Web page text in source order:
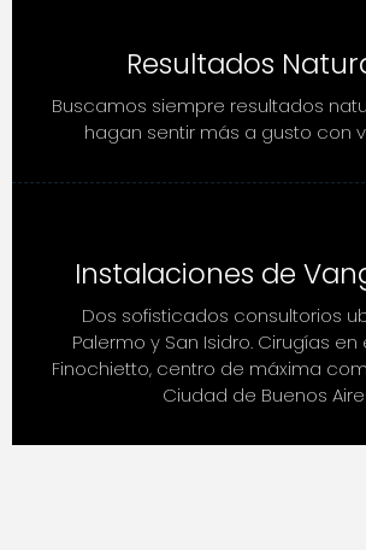
Resultados
Buscamos siempre resultados
hagan sentir más a gusto con
Instalaciones de
Dos sofisticados consultorios
Palermo y San Isidro. Cirugías en
Finochietto, centro de máxima
Ciudad de Buenos